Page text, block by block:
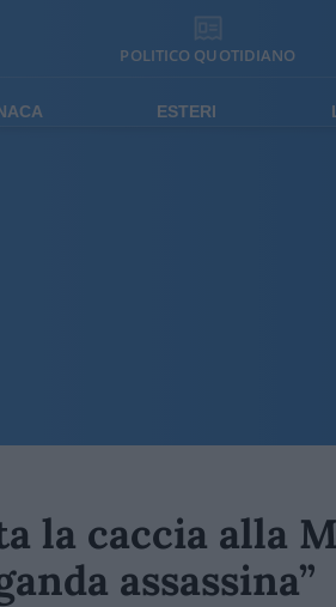
POLITICO QUOTIDIANO
ESTERI
la caccia alla
assassina”